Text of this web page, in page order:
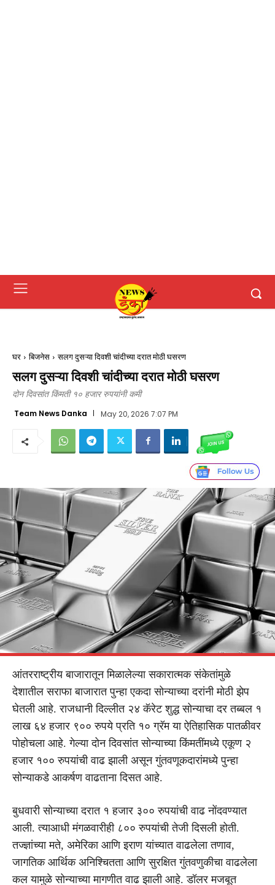
घर बिजनेस सलग दुसऱ्या दिवशी चांदीच्या दरात मोठी घसरण
सलग दुसऱ्या दिवशी चांदीच्या दरात मोठी घसरण
दोन दिवसांत किंमती १० हजार रुपयांनी कमी
Team News Danka May 20, 2026 7:07 PM
आंतरराष्ट्रीय बाजारातून मिळालेल्या सकारात्मक संकेतांमुळे
देशातील सराफा बाजारात पुन्हा एकदा सोन्याच्या दरांनी मोठी झेप
घेतली आहे. राजधानी दिल्लीत २४ कॅरेट शुद्ध सोन्याचा दर तब्बल १
लाख ६४ हजार ९०० रुपये प्रति १० ग्रॅम या ऐतिहासिक पातळीवर
पोहोचला आहे. गेल्या दोन दिवसांत सोन्याच्या किंमतींमध्ये एकूण २
हजार १०० रुपयांची वाढ झाली असून गुंतवणूकदारांमध्ये पुन्हा
सोन्याकडे आकर्षण वाढताना दिसत आहे.
बुधवारी सोन्याच्या दरात १ हजार ३०० रुपयांची वाढ नोंदवण्यात
आली. त्याआधी मंगळवारीही ८०० रुपयांची तेजी दिसली होती.
तज्ज्ञांच्या मते, अमेरिका आणि इराण यांच्यात वाढलेला तणाव,
जागतिक आर्थिक अनिश्चितता आणि सुरक्षित गुंतवणुकीचा वाढलेला
कल यामुळे सोन्याच्या मागणीत वाढ झाली आहे. डॉलर मजबूत